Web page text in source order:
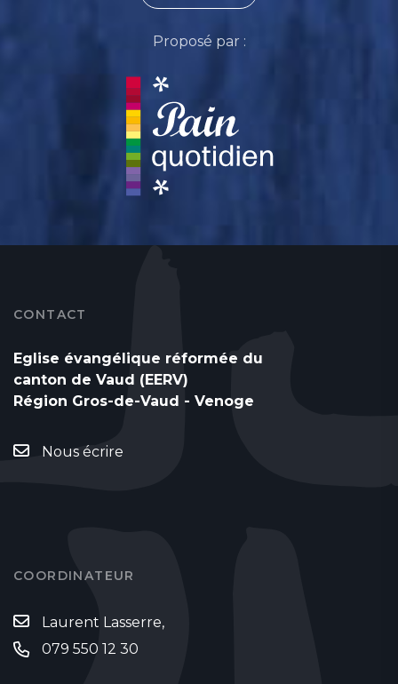
Proposé par :
CONTACT
Eglise évangélique réformée du
canton de Vaud (EERV)
Région Gros-de-Vaud - Venoge
Nous écrire
COORDINATEUR
Laurent Lasserre,
079 550 12 30